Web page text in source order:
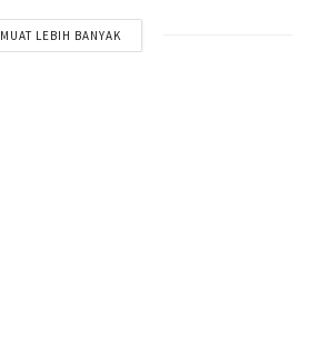
MUAT LEBIH BANYAK